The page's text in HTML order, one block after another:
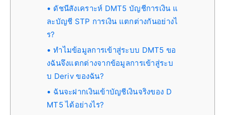
ดัชนีสังเคราะห์ DMT5 บัญชีการเงิน แ
ละบัญชี STP การเงิน แตกต่างกันอย่างไ
ร?
ทำไมข้อมูลการเข้าสู่ระบบ DMT5 ขอ
งฉันจึงแตกต่างจากข้อมูลการเข้าสู่ระบ
บ Deriv ของฉัน?
ฉันจะฝากเงินเข้าบัญชีเงินจริงของ D
MT5 ได้อย่างไร?